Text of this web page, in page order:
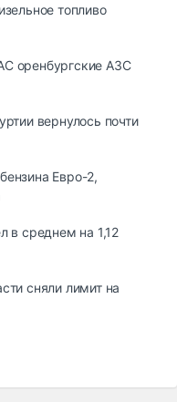
топливо
оренбургские АЗС
вернулось почти
Евро-2,
в среднем на 1,12
сняли лимит на